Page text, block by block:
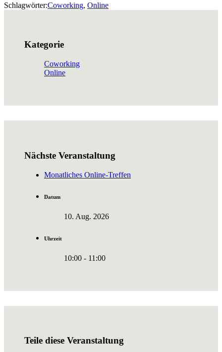
Schlagwörter:Coworking, Online
Kategorie
Coworking
Online
Nächste Veranstaltung
Monatliches Online-Treffen
Datum
10. Aug. 2026
Uhrzeit
10:00 - 11:00
Teile diese Veranstaltung